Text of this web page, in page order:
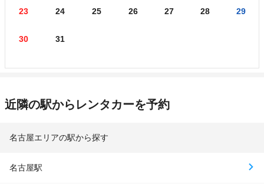
23 24 25 26 27 28 29
30 31
近隣の駅からレンタカーを予約
名古屋エリアの駅から探す
名古屋駅